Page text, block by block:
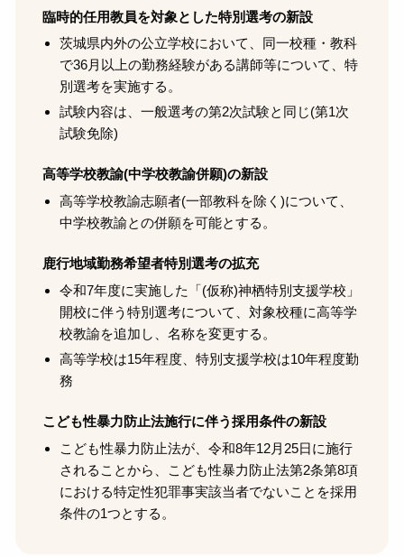
臨時的任用教員を対象とした特別選考の新設
茨城県内外の公立学校において、同一校種・教科
で36月以上の勤務経験がある講師等について、特
別選考を実施する。
試験内容は、一般選考の第2次試験と同じ(第1次
試験免除)
高等学校教諭(中学校教諭併願)の新設
高等学校教諭志願者(一部教科を除く)について、
中学校教諭との併願を可能とする。
鹿行地域勤務希望者特別選考の拡充
令和7年度に実施した「(仮称)神栖特別支援学校」
開校に伴う特別選考について、対象校種に高等学
校教諭を追加し、名称を変更する。
高等学校は15年程度、特別支援学校は10年程度勤
務
こども性暴力防止法施行に伴う採用条件の新設
こども性暴力防止法が、令和8年12月25日に施行
されることから、こども性暴力防止法第2条第8項
における特定性犯罪事実該当者でないことを採用
条件の1つとする。